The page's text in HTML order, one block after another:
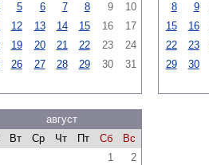
5 6 7 8 9
10
12 13 14 15 16
17
19 20 21 22 23
24
26 27 28 29 30 31
8
9
15
16
22
23
29
30
август
Вт Ср Чт Пт Сб
Вс
1
2